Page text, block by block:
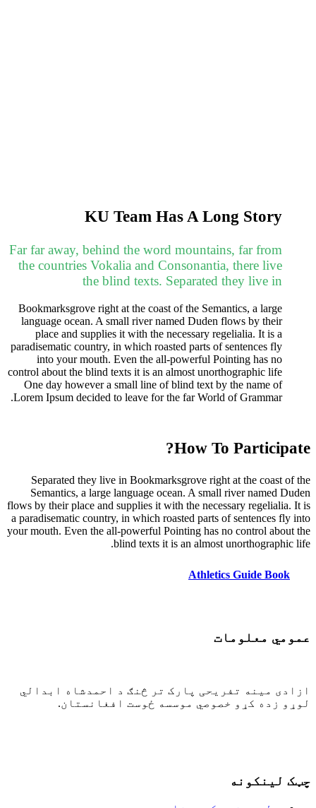
KU Team Has A Long Story
Far far away, behind the word mountains, far from
the countries Vokalia and Consonantia, there live
the blind texts. Separated they live in
Bookmarksgrove right at the coast of the Semantics, a large
language ocean. A small river named Duden flows by their
place and supplies it with the necessary regelialia. It is a
paradisematic country, in which roasted parts of sentences fly
into your mouth. Even the all-powerful Pointing has no
control about the blind texts it is an almost unorthographic life
One day however a small line of blind text by the name of
Lorem Ipsum decided to leave for the far World of Grammar.
How To Participate?
Separated they live in Bookmarksgrove right at the coast of the
Semantics, a large language ocean. A small river named Duden
flows by their place and supplies it with the necessary regelialia. It is
a paradisematic country, in which roasted parts of sentences fly into
your mouth. Even the all-powerful Pointing has no control about the
blind texts it is an almost unorthographic life.
Athletics Guide Book
عمومي معلومات
ازادی مینه تفریحی پارک تر څنګ د احمدشاه ابدالي
لوړو زده کړو خصوصي موسسه ځوست افغانستان.
چټک لینکونه